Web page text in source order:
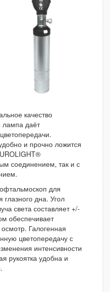
качество
лампа даёт
и прочно ложится
соединением, так и с
для
глазного дна. Угол
света составляет +/-
обеспечивает
Галогенная
цветопередачу с
интенсивности
рукоятка удобна и